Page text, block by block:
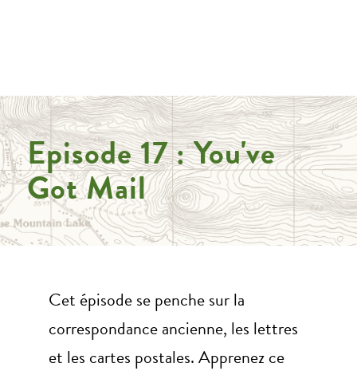
Episode 17 : You've
Got Mail
Cet épisode se penche sur la
correspondance ancienne, les lettres
et les cartes postales. Apprenez ce